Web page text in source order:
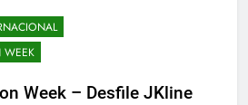
WEEK
Week – Desfile JKline